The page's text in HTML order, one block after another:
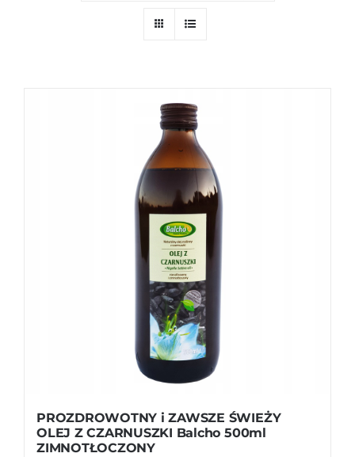
PROZDROWOTNY i ZAWSZE ŚWIEŻY
OLEJ Z CZARNUSZKI Balcho 500ml
ZIMNOTŁOCZONY